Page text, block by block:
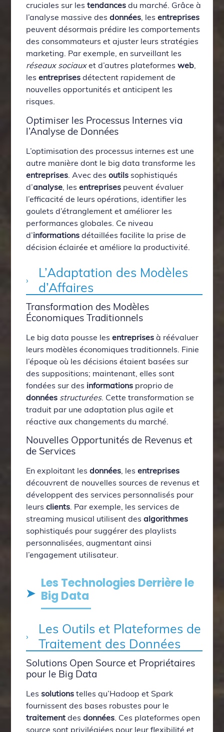
cruciales sur lestendances du marché. Grâce à
l’analyse massive desdonnées, lesentreprises
peuvent désormais prédire les comportements
des consommateurs et ajuster leurs stratégies
marketing. Par exemple, en surveillant les
réseaux sociauxet d’autres plateformesweb,
lesentreprises détectent rapidement de
nouvelles opportunités et anticipent les
risques.
Optimiser les Processus Internes via
l’Analyse de Données
L’optimisation des processus internes est une
autre manière dont le big data transforme les
entreprises . Avec desoutils sophistiqués
d’analyse , lesentreprises peuvent évaluer
l’efficacité de leurs opérations, identifier les
goulets d’étranglement et améliorer les
performances globales. Ce niveau
d’informations détaillées facilite la prise de
décision éclairée et améliore la productivité.
L’Adaptation des Modèles
d’Affaires
Transformation des Modèles
Économiques Traditionnels
Le big data pousse lesentreprises à réévaluer
leurs modèles économiques traditionnels. Finie
l’époque où les décisions étaient basées sur
des suppositions; maintenant, elles sont
fondées sur des informations proprio de
données structurées. Cette transformation se
traduit par une adaptation plus agile et
réactive aux changements du marché.
Nouvelles Opportunités de Revenus et
de Services
En exploitant lesdonnées, lesentreprises
découvrent de nouvelles sources de revenus et
développent des services personnalisés pour
leursclients. Par exemple, les services de
streaming musical utilisent desalgorithmes
sophistiqués pour suggérer des playlists
personnalisées, augmentant ainsi
l’engagement utilisateur.
Les Technologies Derrière le
Big Data
Les Outils et Plateformes de
Traitement des Données
Solutions Open Source et Propriétaires
pour le Big Data
Lessolutions telles qu’Hadoop et Spark
fournissent des bases robustes pour le
traitement desdonnées. Ces plateformes open
source sont privilégiées pour leur flexibilité et